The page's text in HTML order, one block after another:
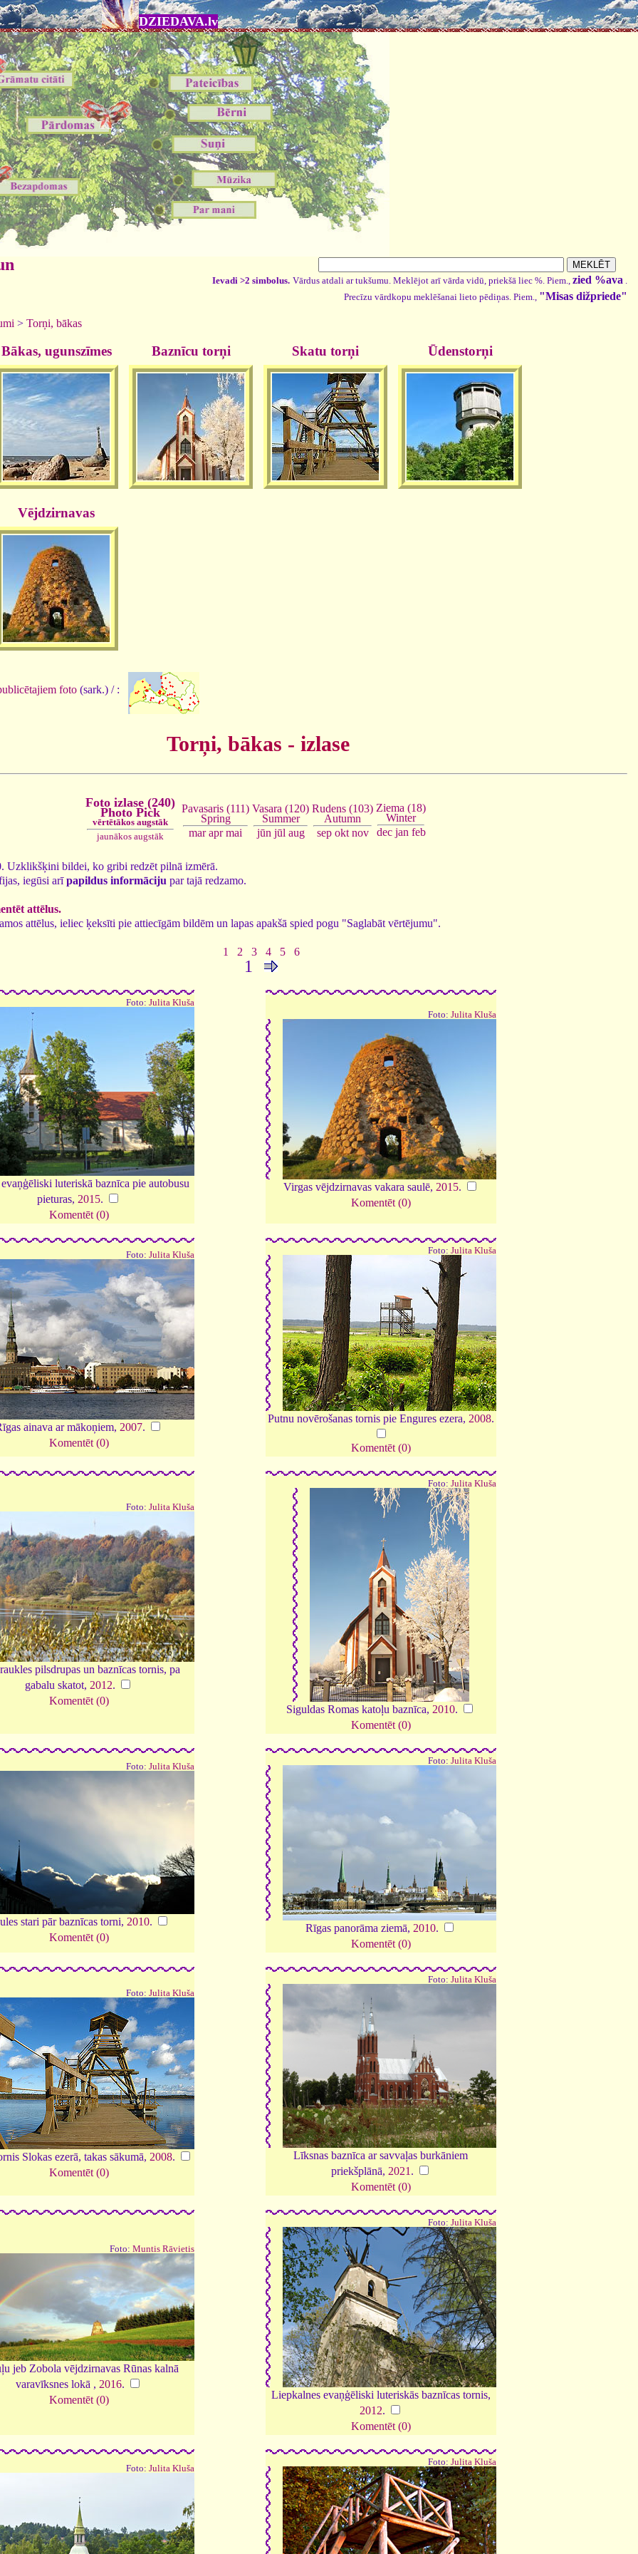
DZIEDAVA.lv
Ievadi >2 simbolus. Vārdus atdali ar tukšumu. Meklējot arī vārda vidū, priekšā liec %. Piem., zied %ava .
Precīzu vārdkopu meklēšanai lieto pēdiņas. Piem., "Misas dižpriede"
> Torņi, bākas
Bākas, ugunszīmes Baznīcu torņi Skatu torņi Ūdenstorņi
Vējdzirnavas
foto (sark.) / :
Torņi, bākas - izlase
Foto izlase (240)
Photo Pick
vērtētākos augstāk
jaunākos augstāk
Pavasaris (111)
Spring
mar apr mai
Vasara (120)
Summer
jūn jūl aug
Rudens (103)
Autumn
sep okt nov
Ziema (18)
Winter
dec jan feb
Uzklikšķini bildei, ko gribi redzēt pilnā izmērā.
iegūsi arīpapildus informāciju par tajā redzamo.
attēlus.
attēlus, ieliec ķeksīti pie attiecīgām bildēm un lapas apakšā spied pogu "Saglabāt vērtējumu".
1 2 3 4 5 6
1
Foto: Julita Kluša
luteriskā baznīca pie autobusu
pieturas, 2015.
Komentēt (0)
Foto: Julita Kluša
Virgas vējdzirnavas vakara saulē, 2015.
Komentēt (0)
Foto: Julita Kluša
ainava ar mākoņiem, 2007.
Komentēt (0)
Foto: Julita Kluša
Putnu novērošanas tornis pie Engures ezera, 2008.
Komentēt (0)
Foto: Julita Kluša
pilsdrupas un baznīcas tornis, pa
gabalu skatot, 2012.
Komentēt (0)
Foto: Julita Kluša
Siguldas Romas katoļu baznīca, 2010.
Komentēt (0)
Foto: Julita Kluša
stari pār baznīcas torni, 2010.
Komentēt (0)
Foto: Julita Kluša
Rīgas panorāma ziemā, 2010.
Komentēt (0)
Foto: Julita Kluša
Slokas ezerā, takas sākumā, 2008.
Komentēt (0)
Foto: Julita Kluša
Līksnas baznīca ar savvaļas burkāniem
priekšplānā, 2021 .
Komentēt (0)
Foto: Muntis Rāvietis
jeb Zobola vējdzirnavas Rūnas kalnā
varavīksnes lokā , 2016.
Komentēt (0)
Foto: Julita Kluša
Liepkalnes evaņģēliski luteriskās baznīcas tornis,
2012.
Komentēt (0)
Foto: Julita Kluša
Foto: Julita Kluša